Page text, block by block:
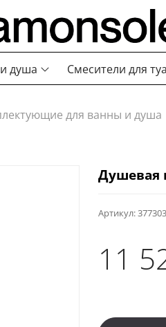
душа Смесители для
для ванны и душа
Артикул:
Душевая
11